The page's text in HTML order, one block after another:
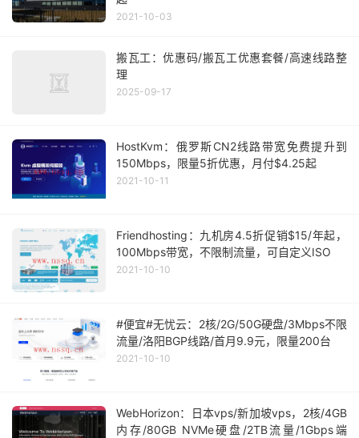
2021-10-03
搬瓦工：优惠码/搬瓦工优惠套餐/高速线路整
理
2025-09-17
HostKvm：俄罗斯CN2线路带宽免费提升到
150Mbps，限量5折优惠，月付$4.25起
2021-10-11
Friendhosting：九机房4.5折促销$15/年起，
100Mbps带宽，不限制流量，可自定义ISO
2021-10-10
#便宜#无忧云：2核/2G/50G硬盘/3Mbps不限
流量/洛阳BGP线路/首月9.9元，限量200台
2021-10-10
WebHorizon：日本vps/新加坡vps，2核/4GB
内存/80GB NVMe硬盘/2TB流量/1Gbps端